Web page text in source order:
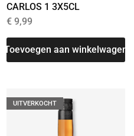
CARLOS 1 3X5CL
€9,99
Toevoegen aan winkelwagen
UITVERKOCHT